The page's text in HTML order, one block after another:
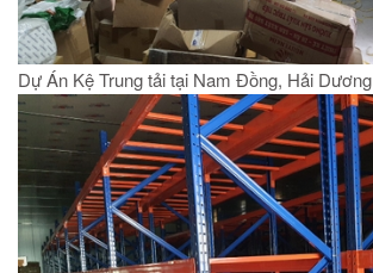
Dự Án Kệ Trung tải tại Nam Đồng, Hải Dương